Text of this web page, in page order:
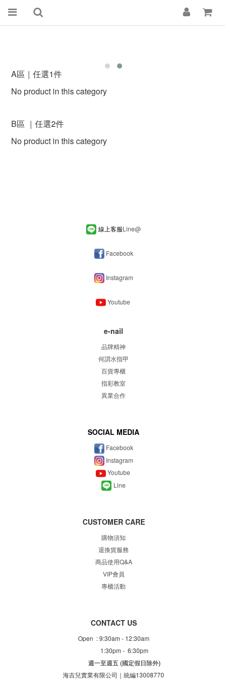
A區｜任選1件
No product in this category
B區 ｜任選2件
No product in this category
線上客服Line@
Facebook
Instagram
Youtube
e-nail
品牌精神
何謂水指甲
百貨專櫃
指彩教室
異業合作
SOCIAL MEDIA
Facebook
Instagram
Youtube
Line
CUSTOMER CARE
購物須知
退換貨服務
商品使用Q&A
VIP會員
專櫃活動
CONTACT US
Open : 9:30am - 12:30am
1:30pm - 6:30pm
週一至週五 (國定假日除外)
海吉兒實業有限公司｜統編13008770